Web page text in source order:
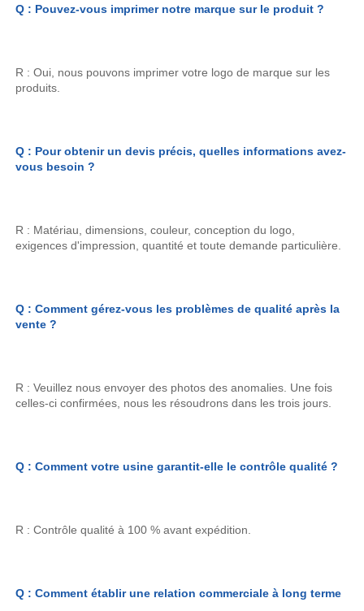
Q : Pouvez-vous imprimer notre marque sur le produit ?
R : Oui, nous pouvons imprimer votre logo de marque sur les
produits.
Q : Pour obtenir un devis précis, quelles informations avez-
vous besoin ?
R : Matériau, dimensions, couleur, conception du logo,
exigences d'impression, quantité et toute demande particulière.
Q : Comment gérez-vous les problèmes de qualité après la
vente ?
R : Veuillez nous envoyer des photos des anomalies. Une fois
celles-ci confirmées, nous les résoudrons dans les trois jours.
Q : Comment votre usine garantit-elle le contrôle qualité ?
R : Contrôle qualité à 100 % avant expédition.
Q : Comment établir une relation commerciale à long terme